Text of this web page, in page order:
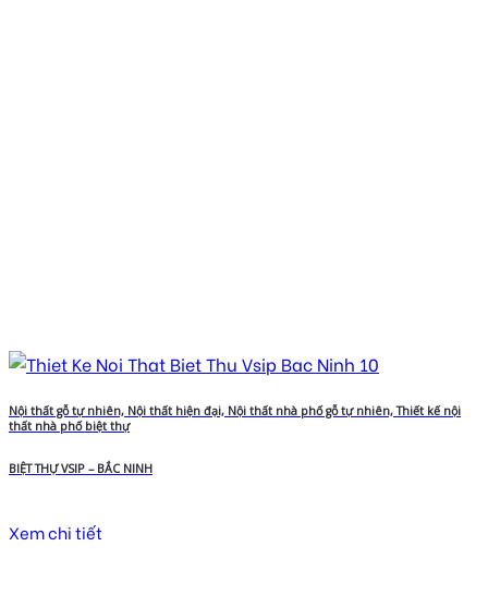
Nội thất gỗ tự nhiên, Nội thất hiện đại, Nội thất nhà phố gỗ tự nhiên, Thiết kế nội
thất nhà phố biệt thự
BIỆT THỰ VSIP – BẮC NINH
Xem chi tiết